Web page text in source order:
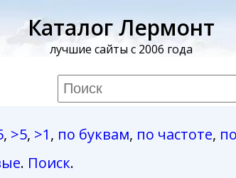
Каталог Лермонт
лучшие сайты с 2006 года
, >5, >1, по буквам, по частоте,
. Поиск.